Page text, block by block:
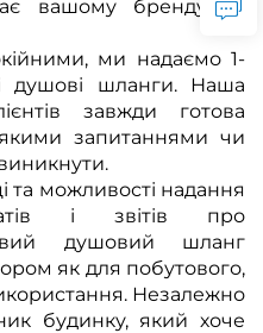
вашому бренду та
ми надаємо 1-
душові шланги. Наша
завжди готова
запитаннями чи
та можливості надання
і звітів про
душовий шланг
як для побутового,
Незалежно
будинку, який хоче